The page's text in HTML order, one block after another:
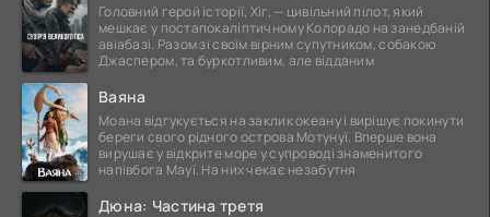
Головний герой історії, Хіг, — цивільний пілот, який
мешкає у постапокаліптичному Колорадо на занедбаній
авіабазі. Разом зі своїм вірним супутником, собакою
Джаспером, та буркотливим, але відданим
Ваяна
Моана відгукується на заклик океану і вирішує покинути
береги свого рідного острова Мотунуї. Вперше вона
вирушає у відкрите море у супроводі знаменитого
напівбога Мауї. На них чекає незабутня
Дюна: Частина третя